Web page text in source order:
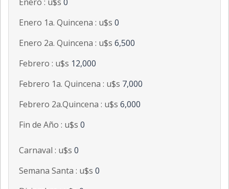
Enero 1a. Quincena : u$s 0
Enero 2a. Quincena : u$s 6,500
Febrero : u$s 12,000
Febrero 1a. Quincena : u$s 7,000
Febrero 2a.Quincena : u$s 6,000
Fin de Año : u$s 0
Carnaval : u$s 0
Semana Santa : u$s 0